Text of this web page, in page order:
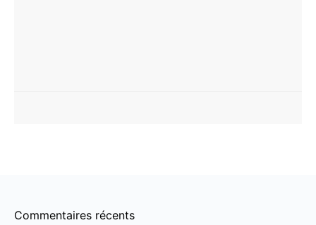
Commentaires récents